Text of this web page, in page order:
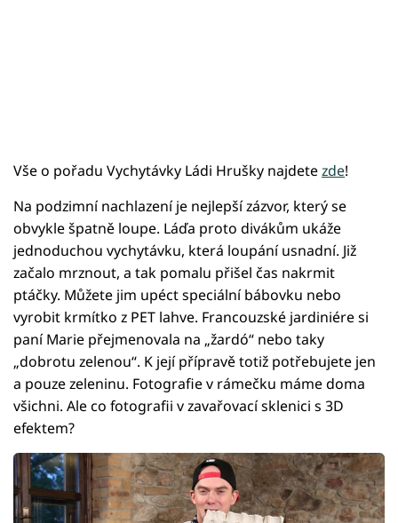
Vše o pořadu Vychytávky Ládi Hrušky najdetezde!
Na podzimní nachlazení je nejlepší zázvor, který se
obvykle špatně loupe. Láďa proto divákům ukáže
jednoduchou vychytávku, která loupání usnadní. Již
začalo mrznout, a tak pomalu přišel čas nakrmit
ptáčky. Můžete jim upéct speciální bábovku nebo
vyrobit krmítko z PET lahve. Francouzské jardiniére si
paní Marie přejmenovala na „žardó“ nebo taky
„dobrotu zelenou“. K její přípravě totiž potřebujete jen
a pouze zeleninu. Fotografie v rámečku máme doma
všichni. Ale co fotografii v zavařovací sklenici s 3D
efektem?